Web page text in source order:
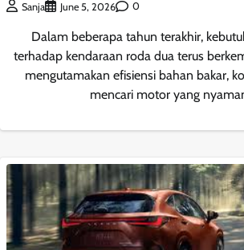
Sanja June 5, 2026 0
Dalam beberapa tahun terakhir,
terhadap kendaraan roda dua terus
mengutamakan efisiensi bahan bakar,
mencari motor yang